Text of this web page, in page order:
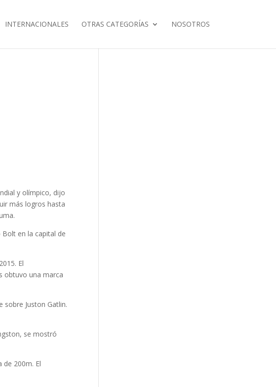
INTERNACIONALES OTRAS CATEGORÍAS NOSOTROS
y olímpico, dijo
más logros hasta
en la capital de
El
obtuvo una marca
Juston Gatlin.
se mostró
200m. El